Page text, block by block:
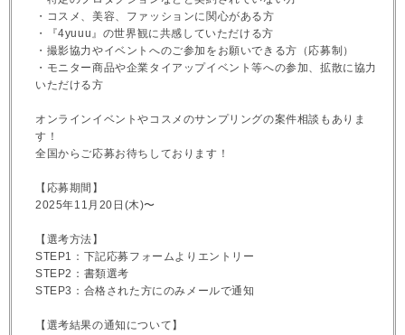
・コスメ、美容、ファッションに関心がある方
・『4yuuu』の世界観に共感していただける方
・撮影協力やイベントへのご参加をお願いできる方（応募制）
・モニター商品や企業タイアップイベント等への参加、拡散に協力
いただける方
オンラインイベントやコスメのサンプリングの案件相談もありま
す！
全国からご応募お待ちしております！
【応募期間】
2025年11月20日(木)〜
【選考方法】
STEP1：下記応募フォームよりエントリー
STEP2：書類選考
STEP3：合格された方にのみメールで通知
【選考結果の通知について】